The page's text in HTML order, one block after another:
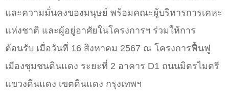
และความมั่นคงของมนุษย์ พร้อมคณะผู้บริหารการเคหะ
แห่งชาติ และผู้อยู่อาศัยในโครงการฯ ร่วมให้การ
ต้อนรับ เมื่อวันที่ 16 สิงหาคม 2567 ณ โครงการฟื้นฟู
เมืองชุมชนดินแดง ระยะที่ 2 อาคาร D1 ถนนมิตรไมตรี
แขวงดินแดง เขตดินแดง กรุงเทพฯ